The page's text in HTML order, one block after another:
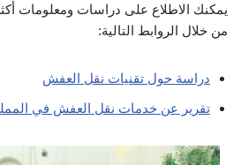
يمكنك الاطلاع على دراسات ومعلومات
من خلال الروابط التالية:
دراسة حول تقنيات نقل العفش
تقرير عن خدمات نقل العفش في